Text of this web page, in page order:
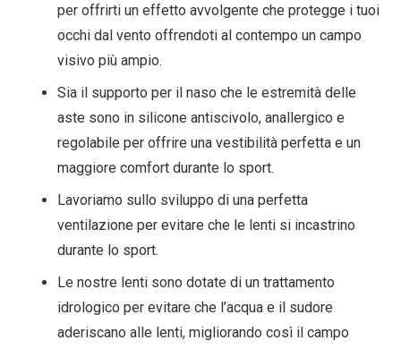
per offrirti un effetto avvolgente che protegge i tuoi
occhi dal vento offrendoti al contempo un campo
visivo più ampio.
Sia il supporto per il naso che le estremità delle
aste sono in silicone antiscivolo, anallergico e
regolabile per offrire una vestibilità perfetta e un
maggiore comfort durante lo sport.
Lavoriamo sullo sviluppo di una perfetta
ventilazione per evitare che le lenti si incastrino
durante lo sport.
Le nostre lenti sono dotate di un trattamento
idrologico per evitare che l’acqua e il sudore
aderiscano alle lenti, migliorando così il campo